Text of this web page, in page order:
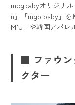
megbabyオリジナ
n」「mgb baby」
M’U」や韓国アパレ
■ ファウン
クター